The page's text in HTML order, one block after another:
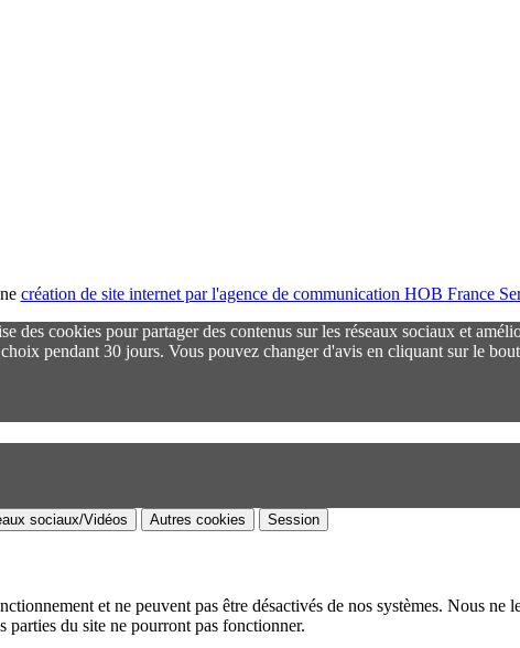
création de site internet par l'agence de communication HOB France
des cookies pour partager des contenus sur les réseaux sociaux et
pendant 30 jours. Vous pouvez changer d'avis en cliquant sur le
sociaux/Vidéos Autres cookies Session
et ne peuvent pas être désactivés de nos systèmes. Nous ne
parties du site ne pourront pas fonctionner.